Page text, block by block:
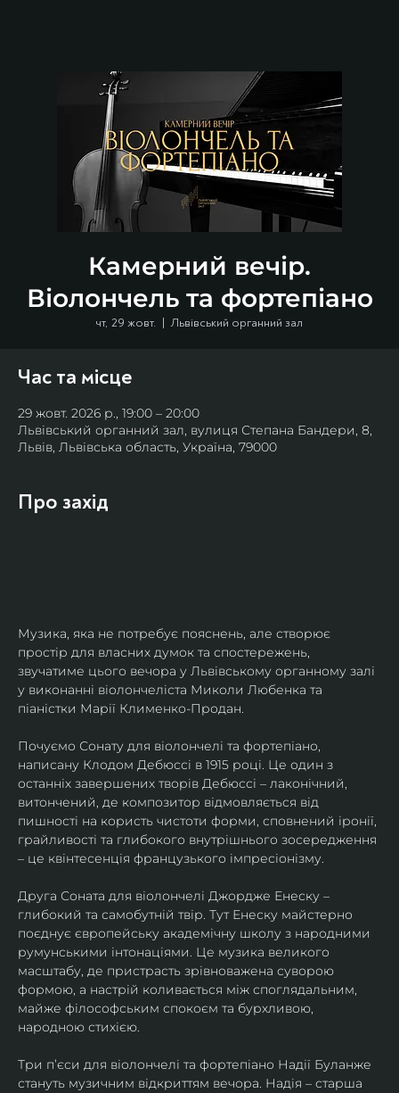
Камерний вечір.
Віолончель та фортепіано
чт, 29 жовт.
  |
Львівський органний зал
Час та місце
29 жовт. 2026 р., 19:00 – 20:00
Львівський органний зал, вулиця Степана Бандери, 8,
Львів, Львівська область, Україна, 79000
Про захід
Музика, яка не потребує пояснень, але створює
простір для власних думок та спостережень,
звучатиме цього вечора у Львівському органному залі
у виконанні віолончеліста Миколи Любенка та
піаністки Марії Клименко-Продан.
Почуємо Сонату для віолончелі та фортепіано,
написану Клодом Дебюссі в 1915 році. Це один з
останніх завершених творів Дебюссі – лаконічний,
витончений, де композитор відмовляється від
пишності на користь чистоти форми, сповнений іронії,
грайливості та глибокого внутрішнього зосередження
– це квінтесенція французького імпресіонізму.
Друга Соната для віолончелі Джордже Енеску –
глибокий та самобутній твір. Тут Енеску майстерно
поєднує європейську академічну школу з народними
румунськими інтонаціями. Це музика великого
масштабу, де пристрасть зрівноважена суворою
формою, а настрій коливається між споглядальним,
майже філософським спокоєм та бурхливою,
народною стихією.
Три п’єси для віолончелі та фортепіано Надії Буланже
стануть музичним відкриттям вечора. Надія – старша